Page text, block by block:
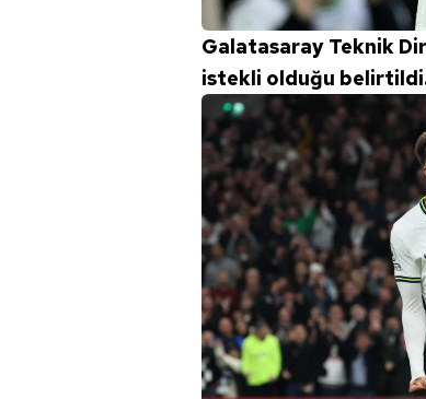
Galatasaray Teknik
istekli olduğu